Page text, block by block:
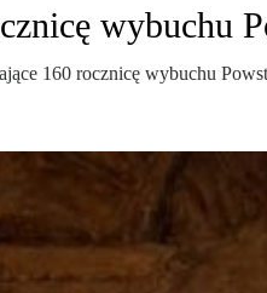
wybuchu
160 rocznicę wybuchu